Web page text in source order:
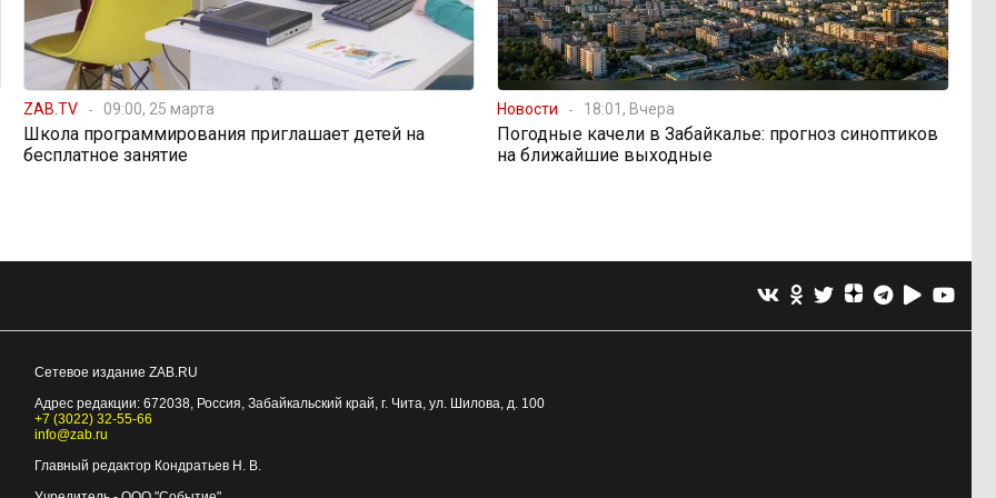
ZAB.TV 09:00, 25 марта
Школа программирования приглашает детей на
бесплатное занятие
Новости 18:01, Вчера
Погодные качели в Забайкалье: прогноз синоптиков
на ближайшие выходные
Сетевое издание ZAB.RU
Адрес редакции: 672038, Россия, Забайкальский край, г. Чита, ул. Шилова, д. 100
+7 (3022) 32-55-66
info@zab.ru
Главный редактор Кондратьев Н. В.